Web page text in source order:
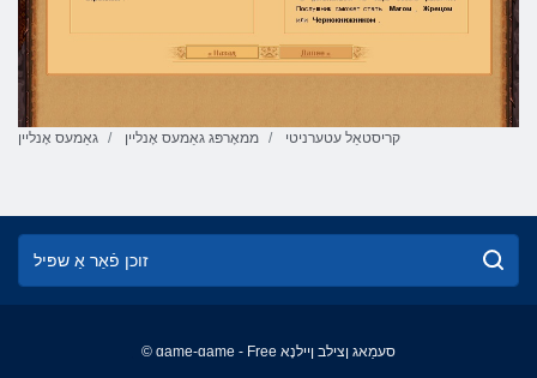
גאַמעס אָנליין ממאָרפּג גאַמעס אָנליין קריסטאַל עטערניטי
© game-game - Free סעמַאג ןצילב ןיילנָא